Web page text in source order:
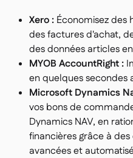
Xero : Économisez
des factures d'achat,
des données articles
MYOB AccountRight :
en quelques secondes
Microsoft Dynamics
vos bons de
Dynamics NAV, en
financières grâce à
avancées et